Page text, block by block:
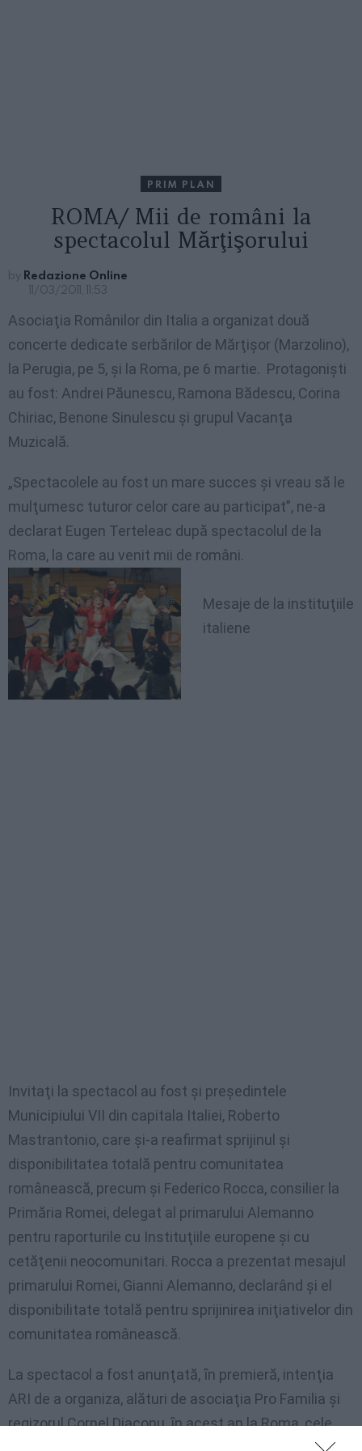
PRIM PLAN
ROMA/ Mii de români la
spectacolul Mărţişorului
by Redazione Online
11/03/2011, 11:53
Asociaţia Românilor din Italia a organizat două
concerte dedicate serbărilor de Mărţişor (Marzolino),
la Perugia, pe 5, şi la Roma, pe 6 martie. Protagonişti
au fost: Andrei Păunescu, Ramona Bădescu, Corina
Chiriac, Benone Sinulescu şi grupul Vacanţa
Muzicală.
„Spectacolele au fost un mare succes şi vreau să le
mulţumesc tuturor celor care au participat”, ne-a
declarat Eugen Terteleac după spectacolul de la
Roma, la care au venit mii de români.
Mesaje de la instituţiile
italiene
Invitaţi la spectacol au fost şi preşedintele
Municipiului VII din capitala Italiei, Roberto
Mastrantonio, care şi-a reafirmat sprijinul şi
disponibilitatea totală pentru comunitatea
românească, precum şi Federico Rocca, consilier la
Primăria Romei, delegat al primarului Alemanno
pentru raporturile cu Instituţiile europene şi cu
cetăţenii neocomunitari. Rocca a prezentat mesajul
primarului Romei, Gianni Alemanno, declarând şi el
disponibilitate totală pentru sprijinirea iniţiativelor din
comunitatea românească.
La spectacol a fost anunţată, ȋn premieră, intenţia
ARI de a organiza, alături de asociaţia Pro Familia şi
regizorul Cornel Diaconu, ȋn acest an la Roma, cele